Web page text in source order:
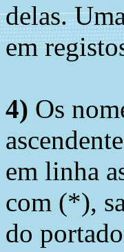
delas.
em
4) Os
em linha
com (*),
do